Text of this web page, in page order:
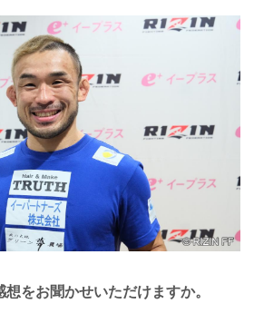
をお聞かせいただけますか。